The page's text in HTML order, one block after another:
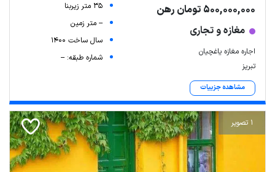
500,000,000 تومان رهن
مغازه و تجاری
اجاره مغازه یاغچیان
تبریز
مشاهده جزییات
35 متر زیربنا
-- متر زمین
سال ساخت 1400
شماره طبقه: --
1 تصویر